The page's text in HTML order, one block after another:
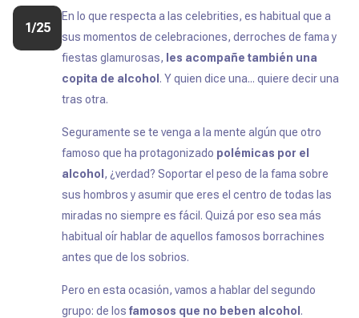
1/25
En lo que respecta a las celebrities, es habitual que a
sus momentos de celebraciones, derroches de fama y
fiestas glamurosas, les acompañe también una
copita de alcohol . Y quien dice una... quiere decir una
tras otra.
Seguramente se te venga a la mente algún que otro
famoso que ha protagonizado polémicas por el
alcohol , ¿verdad? Soportar el peso de la fama sobre
sus hombros y asumir que eres el centro de todas las
miradas no siempre es fácil. Quizá por eso sea más
habitual oír hablar de aquellos famosos borrachines
antes que de los sobrios.
Pero en esta ocasión, vamos a hablar del segundo
grupo: de losfamosos que no beben alcoho .